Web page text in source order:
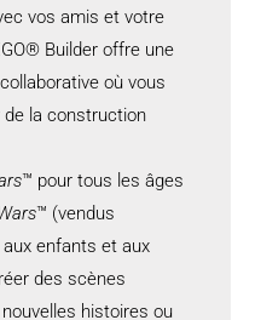
vos amis et votre
Builder offre une
où vous
de la construction
™ pour tous les âges
™ (vendus
enfants et aux
des scènes
histoires ou